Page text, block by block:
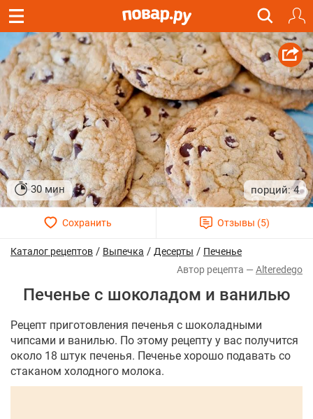
30 мин 4
Каталог рецептов / Выпечка / Десерты / Печенье
Alteredego
Печенье с шоколадом и ванилью
Рецепт приготовления печенья с шоколадными
чипсами и ванилью. По этому рецепту у вас получится
около 18 штук печенья. Печенье хорошо подавать со
стаканом холодного молока.